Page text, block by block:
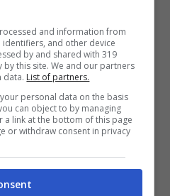
and information from
and other device
by and shared with 319
this site. We and our partners
data. List of partners.
personal data on the basis
can object to by managing
link at the bottom of this page
or withdraw consent in privacy